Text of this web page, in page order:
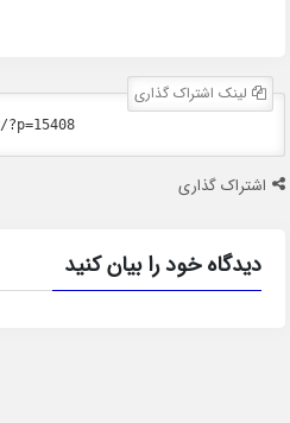
لینک اشتراک گذاری
اشتراک گذاری
دیدگاه خود را بیان کنید